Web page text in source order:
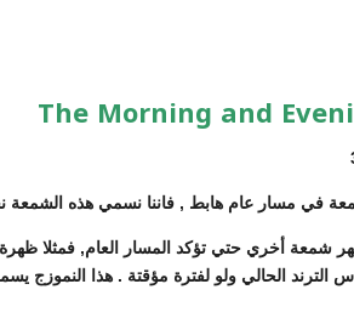
في مسار عام هابط , فاننا نسمي هذه الشمعة
شمعة أخري حتي تؤكد المسار العام, فمثلا